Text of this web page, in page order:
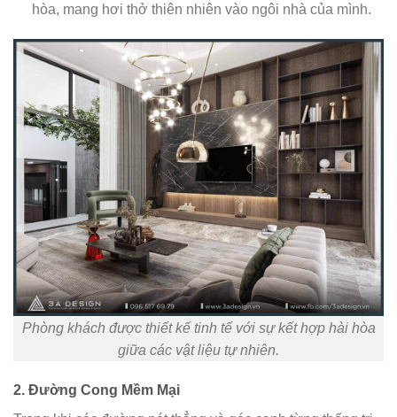
hòa, mang hơi thở thiên nhiên vào ngôi nhà của mình.
Phòng khách được thiết kế tinh tế với sự kết hợp hài hòa
giữa các vật liệu tự nhiên.
2. Đường Cong Mềm Mại